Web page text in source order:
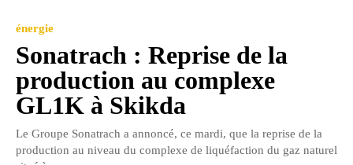
énergie
Sonatrach : Reprise de la
production au complexe
GL1K à Skikda
Le Groupe Sonatrach a annoncé, ce mardi, que la reprise de la
production au niveau du complexe de liquéfaction du gaz naturel